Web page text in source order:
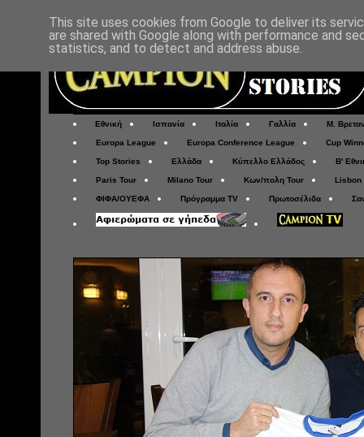
Εθνική Ισπανία Ιταλία Γαλλία Μ.
Europa League Europa Conference League Cup
Top Stories Ελλάδα Κύπελλο Ελλάδος Β'
Paris Tour Milano Tour Κων/πολη Tour Lisbon
ΦΙΦΑ/ΟΥΕΦΑ Πρόγραμμα TV Πρωτοσέλιδα
This site uses cookies from Google to deliver its
are shared with Google along with performance and
statistics, and to detect and address abuse.